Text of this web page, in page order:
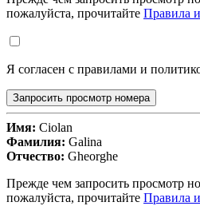
пожалуйста, прочитайте Правила
Я согласен с правилами и
Запросить просмотр номера
Имя: Ciolan
Фамилия: Galina
Отчество: Gheorghe
Прежде чем запросить просмотр
пожалуйста, прочитайте Правила